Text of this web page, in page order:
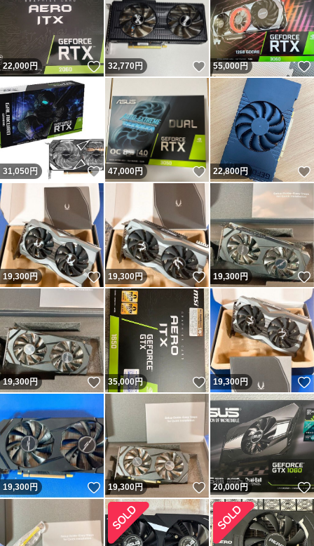
22,000円 いいね！
32,770円 いいね！
55,000円
31,050 円 いいね！
47,000円 いいね！
22,800円
19,300円 いいね！
19,300円 いいね！
19,300円
19,300円 いいね！
35,000円 いいね！
19,300円
19,300円 いいね！
19,300円 いいね！
20,000円